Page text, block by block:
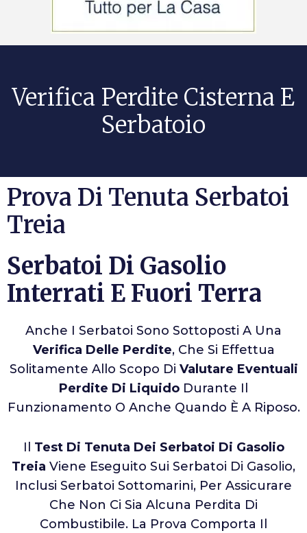
Verifica Perdite Cisterna E
Serbatoio
Prova Di Tenuta Serbatoi
Treia
Serbatoi Di Gasolio
Interrati E Fuori Terra
Anche I Serbatoi Sono Sottoposti A Una
Verifica Delle Perdite, Che Si Effettua
Solitamente Allo Scopo Di Valutare Eventuali
Perdite Di Liquido Durante Il
Funzionamento O Anche Quando È A Riposo.
Il Test Di Tenuta Dei Serbatoi Di Gasolio
Treia Viene Eseguito Sui Serbatoi Di Gasolio,
Inclusi Serbatoi Sottomarini, Per Assicurare
Che Non Ci Sia Alcuna Perdita Di
Combustibile. La Prova Comporta Il